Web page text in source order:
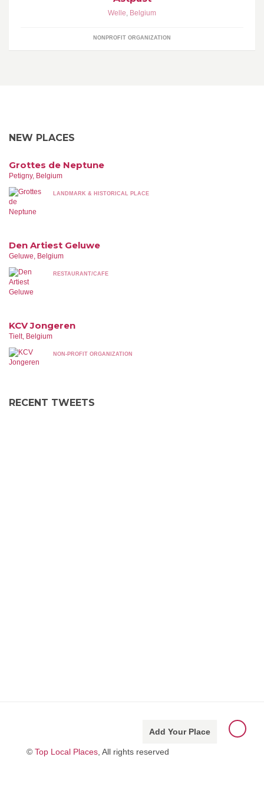
Welle, Belgium
NONPROFIT ORGANIZATION
NEW PLACES
Grottes de Neptune
Petigny, Belgium
LANDMARK & HISTORICAL PLACE
Den Artiest Geluwe
Geluwe, Belgium
RESTAURANT/CAFE
KCV Jongeren
Tielt, Belgium
NON-PROFIT ORGANIZATION
RECENT TWEETS
Add Your Place
© Top Local Places , All rights reserved